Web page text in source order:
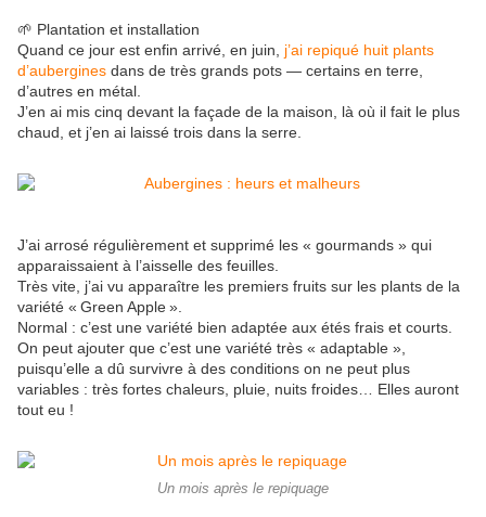
🌱 Plantation et installation
Quand ce jour est enfin arrivé, en juin, j’ai repiqué huit plants
d’aubergines dans de très grands pots — certains en terre,
d’autres en métal.
J’en ai mis cinq devant la façade de la maison, là où il fait le plus
chaud, et j’en ai laissé trois dans la serre.
J’ai arrosé régulièrement et supprimé les « gourmands » qui
apparaissaient à l’aisselle des feuilles.
Très vite, j’ai vu apparaître les premiers fruits sur les plants de la
variété « Green Apple ».
Normal : c’est une variété bien adaptée aux étés frais et courts.
On peut ajouter que c’est une variété très « adaptable »,
puisqu’elle a dû survivre à des conditions on ne peut plus
variables : très fortes chaleurs, pluie, nuits froides… Elles auront
tout eu !
Un mois après le repiquage